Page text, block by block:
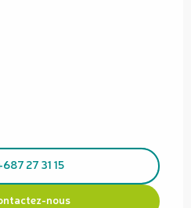
27 31 15
nous